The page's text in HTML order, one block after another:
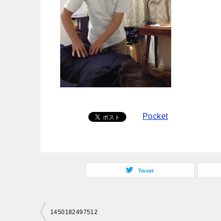
Pocket
Tweet
投
1450182497512